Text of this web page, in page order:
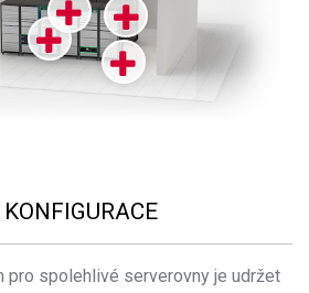
pro spolehlivé serverovny je udržet